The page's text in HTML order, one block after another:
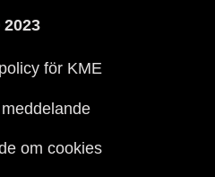
för KME
om cookies